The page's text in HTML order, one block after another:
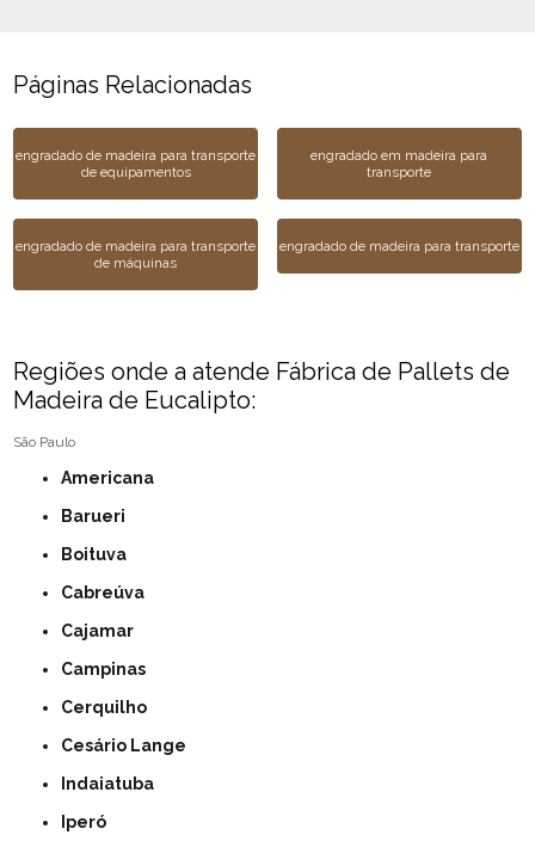
Páginas Relacionadas
engradado de madeira para transporte
de equipamentos
engradado em madeira para
transporte
engradado de madeira para transporte
de máquinas
engradado de madeira para transporte
Regiões onde a atende Fábrica de Pallets de
Madeira de Eucalipto:
São Paulo
Americana
Barueri
Boituva
Cabreúva
Cajamar
Campinas
Cerquilho
Cesário Lange
Indaiatuba
Iperó